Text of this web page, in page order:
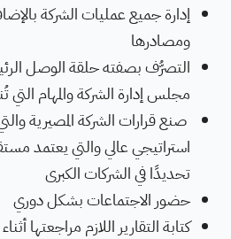
إدارة جميع عمليات الشركة
ومصادرها
التصرُّف بصفته حلقة الوصل
مجلس إدارة الشركة والمهام التي
صنع قرارات الشركة المصيرية
استراتيجي عالي والتي يعتمد
تحديدًا في الشركات الكبرى
حضور الاجتماعات بشكل دوري
كتابة التقارير اللازم مراجعتها